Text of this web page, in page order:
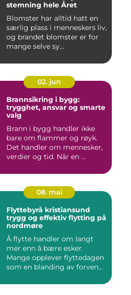
stemning hele Året
Blomster har alltid hatt en
særlig plass i menneskers liv,
og brandet blomster er for
mange selve sy...
02. jun
Brannsikring i bygg:
trygghet, ansvar og smarte
valg
Brann i bygg handler ikke
bare om flammer og røyk.
Det handler om mennesker,
verdier og tid. Når en ...
08. mai
Flyttebyrå kristiansund
trygg og effektiv flytting på
nordmøre
Å flytte handler om langt
mer enn å bære esker.
Mange opplever flyttedagen
som en blanding av forven...